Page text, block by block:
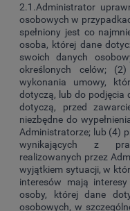
2.1.Administrator
osobowych w
spełniony jest co
osoba, której dane
swoich danych
określonych celów;
wykonania umowy,
dotyczą, lub do podjęcia
dotyczą, przed
niezbędne do
Administratorze; lub (4)
wynikających z
realizowanych przez
wyjątkiem sytuacji, w
interesów mają
osoby, której dane
osobowych, w